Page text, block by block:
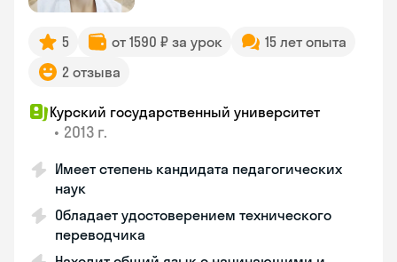
5 от 1590 ₽ за урок
15 лет опыта
2 отзыва
Курский государственный университет
• 2013 г.
Имеет степень кандидата педагогических
наук
Обладает удостоверением технического
переводчика